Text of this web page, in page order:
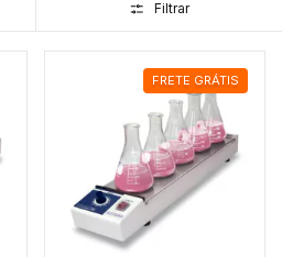
Filtrar
FRETE GRÁTIS